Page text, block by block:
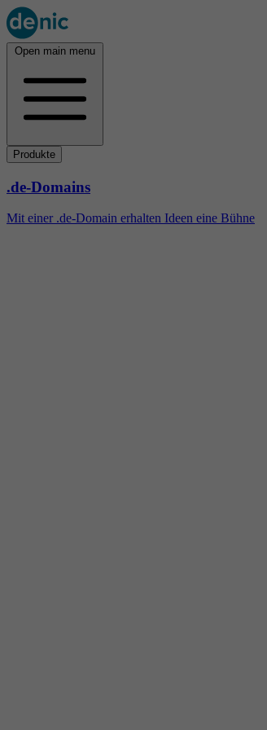
Open main menu
Produkte
.de-Domains
Mit einer .de-Domain erhalten Ideen eine Bühne